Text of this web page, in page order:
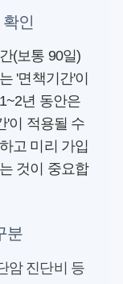
인
(보통 90일)
'면책기간'이
년 동안은
'이 적용될 수
고 미리 가입
것이 중요합
분
암 진단비 등